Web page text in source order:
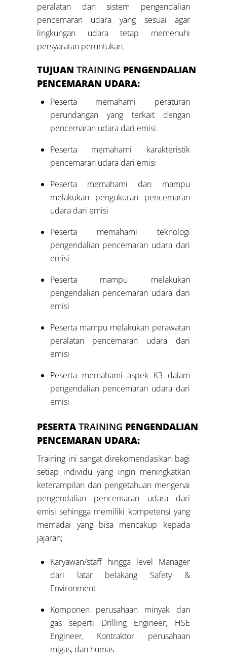
peralatan dan sistem pengendalian
pencemaran udara yang sesuai agar
lingkungan udara tetap memenuhi
persyaratan peruntukan.
TUJUANTRAINING PENGENDALIAN
PENCEMARAN UDARA:
Peserta memahami peraturan
perundangan yang terkait dengan
pencemaran udara dari emisi.
Peserta memahami karakteristik
pencemaran udara dari emisi
Peserta memahami dan mampu
melakukan pengukuran pencemaran
udara dari emisi
Peserta memahami teknologi
pengendalian pencemaran udara dari
emisi
Peserta mampu melakukan
pengendalian pencemaran udara dari
emisi
Peserta mampu melakukan perawatan
peralatan pencemaran udara dari
emisi
Peserta memahami aspek K3 dalam
pengendalian pencemaran udara dari
emisi
PESERTATRAINING PENGENDALIAN
PENCEMARAN UDARA:
Training ini sangat direkomendasikan bagi
setiap individu yang ingin meningkatkan
keterampilan dan pengetahuan mengenai
pengendalian pencemaran udara dari
emisi sehingga memiliki kompetensi yang
memadai yang bisa mencakup kepada
jajaran;
Karyawan/staff hingga level Manager
dari latar belakang Safety &
Environment
Komponen perusahaan minyak dan
gas seperti Drilling Engineer, HSE
Engineer, Kontraktor perusahaan
migas, dan humas